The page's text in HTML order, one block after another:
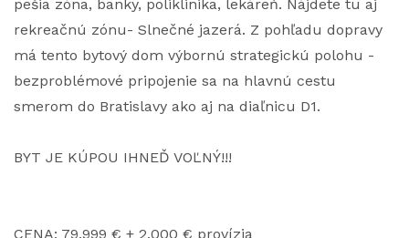
pešia zóna, banky, poliklinika, lekáreň. Nájdete tu aj
rekreačnú zónu- Slnečné jazerá. Z pohľadu dopravy
má tento bytový dom výbornú strategickú polohu -
bezproblémové pripojenie sa na hlavnú cestu
smerom do Bratislavy ako aj na diaľnicu D1.
BYT JE KÚPOU IHNEĎ VOĽNÝ!!!
CENA: 79.999 € + 2.000 € provízia